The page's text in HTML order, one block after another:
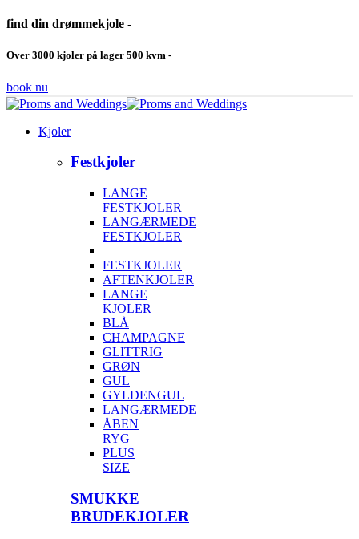
find din drømmekjole -
Over 3000 kjoler på lager 500 kvm -
book nu
Kjoler
Festkjoler
LANGE
FESTKJOLER
LANGÆRMEDE
FESTKJOLER
FESTKJOLER
AFTENKJOLER
LANGE
KJOLER
BLÅ
CHAMPAGNE
GLITTRIG
GRØN
GUL
GYLDENGUL
LANGÆRMEDE
ÅBEN
RYG
PLUS
SIZE
SMUKKE
BRUDEKJOLER